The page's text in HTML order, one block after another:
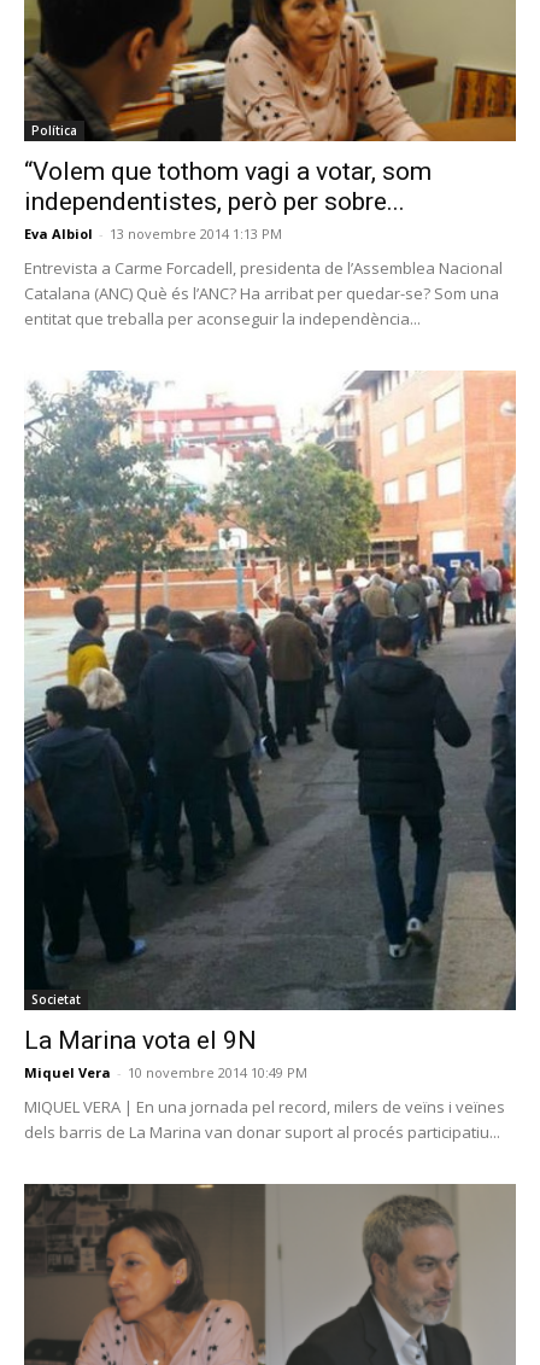
Política
“Volem que tothom vagi a votar, som
independentistes, però per sobre...
Eva Albiol - 13 novembre 2014 1:13 PM
Entrevista a Carme Forcadell, presidenta de l’Assemblea Nacional
Catalana (ANC) Què és l’ANC? Ha arribat per quedar-se? Som una
entitat que treballa per aconseguir la independència...
Societat
La Marina vota el 9N
Miquel Vera - 10 novembre 2014 10:49 PM
MIQUEL VERA | En una jornada pel record, milers de veïns i veïnes
dels barris de La Marina van donar suport al procés participatiu...